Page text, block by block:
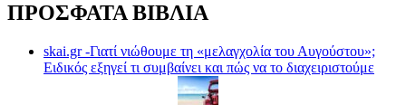
ΠΡΟΣΦΑΤΑ ΒΙΒΛΙΑ
skai.gr -Γιατί νιώθουμε τη «μελαγχολία του Αυγούστου»;
Ειδικός εξηγεί τι συμβαίνει και πώς να το διαχειριστούμε